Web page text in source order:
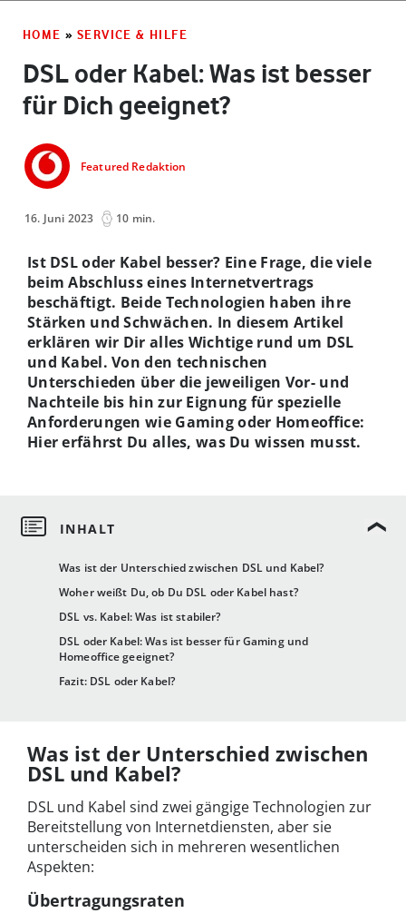
HOME » SERVICE & HILFE
DSL oder Kabel: Was ist besser
für Dich geeignet?
Featured Redaktion
16. Juni 2023 10 min.
Was ist der Unterschied zwischen DSL und Kabel?
Woher weißt Du, ob Du DSL oder Kabel hast?
DSL vs. Kabel: Was ist stabiler?
DSL oder Kabel: Was ist besser für Gaming und
Homeoffice geeignet?
Fazit: DSL oder Kabel?
Ist DSL oder Kabel besser? Eine Frage, die viele
beim Abschluss eines Internetvertrags
beschäftigt. Beide Technologien haben ihre
Stärken und Schwächen. In diesem Artikel
erklären wir Dir alles Wichtige rund um DSL
und Kabel. Von den technischen
Unterschieden über die jeweiligen Vor- und
Nachteile bis hin zur Eignung für spezielle
Anforderungen wie Gaming oder Homeoffice:
Hier erfährst Du alles, was Du wissen musst.
Was ist der Unterschied zwischen
DSL und Kabel?
DSL und Kabel sind zwei gängige Technologien zur
Bereitstellung von Internetdiensten, aber sie
unterscheiden sich in mehreren wesentlichen
Aspekten:
Übertragungsraten